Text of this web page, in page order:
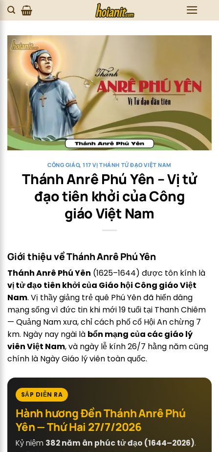
Skip
to
CÔNG GIÁO,117 VỊ THÁNH TỬ ĐẠO VIỆT NAM
Thánh Anrê Phú Yên – Vị tử
đạo tiên khởi của Công
giáo Việt Nam
Giới thiệu về Thánh Anrê Phú Yên
Thánh Anrê Phú Yên (1625–1644) được tôn kính là
vị tử đạo tiên khởi của Giáo hội Công giáo Việt
Nam. Vị thầy giảng trẻ quê Phú Yên đã hiến dâng
mạng sống vì đức tin khi mới 19 tuổi tại Thanh Chiêm
— Quảng Nam xưa, chỉ cách phố cổ Hội An chừng 7
km. Ngày nay ngài là bổn mạng của các giáo lý
viên Việt Nam, và ngày lễ kính 26/7 hằng năm cũng
chính là Ngày Giáo lý viên toàn quốc.
SẮP DIỄN RA
Hành hương Đền Thánh Anrê Phú
Yên — Thứ Hai 27/7/2026
Kỷ niệm 382 năm ân phúc tử đạo (1644–2026).